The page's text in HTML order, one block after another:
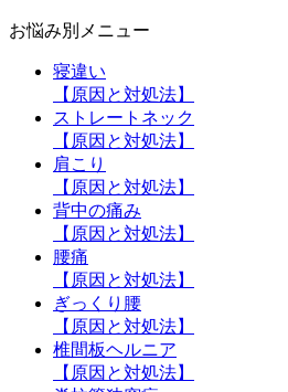
お悩み別メニュー
寝違い
【原因と対処法】
ストレートネック
【原因と対処法】
肩こり
【原因と対処法】
背中の痛み
【原因と対処法】
腰痛
【原因と対処法】
ぎっくり腰
【原因と対処法】
椎間板ヘルニア
【原因と対処法】